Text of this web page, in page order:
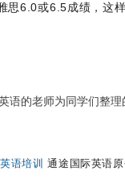
思6.0或6.5成绩，这
语的老师为同学们整理
语培训 通途国际英语